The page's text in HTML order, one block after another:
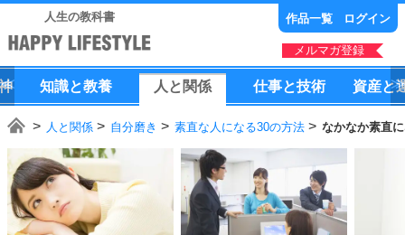
人生の教科書 作品一覧 ログイン
メルマガ登録
知識と教養 人 と 関係 仕事と技術 資産と
人と関係 自分磨き 素直な人になる30の方法 なかなか素直